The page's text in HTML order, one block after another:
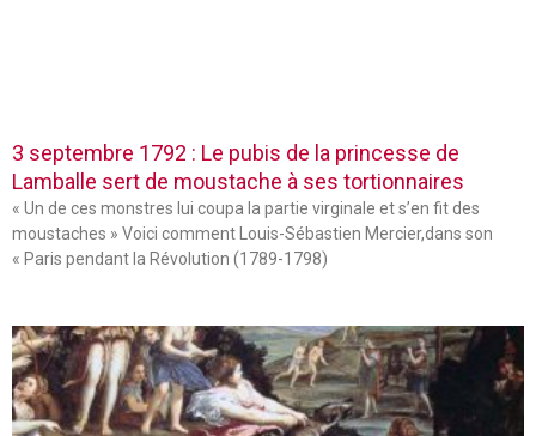
3 septembre 1792 : Le pubis de la princesse de
Lamballe sert de moustache à ses tortionnaires
« Un de ces monstres lui coupa la partie virginale et s’en fit des
moustaches » Voici comment Louis-Sébastien Mercier,dans son
« Paris pendant la Révolution (1789-1798)